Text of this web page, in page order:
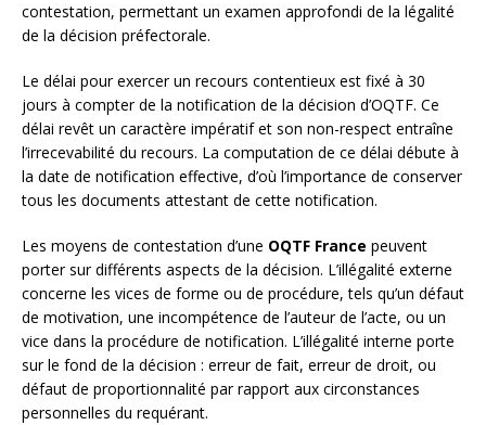
contestation, permettant un examen approfondi de la légalité
de la décision préfectorale.
Le délai pour exercer un recours contentieux est fixé à 30
jours à compter de la notification de la décision d’OQTF. Ce
délai revêt un caractère impératif et son non-respect entraîne
l’irrecevabilité du recours. La computation de ce délai débute à
la date de notification effective, d’où l’importance de conserver
tous les documents attestant de cette notification.
Les moyens de contestation d’une OQTF France peuvent
porter sur différents aspects de la décision. L’illégalité externe
concerne les vices de forme ou de procédure, tels qu’un défaut
de motivation, une incompétence de l’auteur de l’acte, ou un
vice dans la procédure de notification. L’illégalité interne porte
sur le fond de la décision : erreur de fait, erreur de droit, ou
défaut de proportionnalité par rapport aux circonstances
personnelles du requérant.